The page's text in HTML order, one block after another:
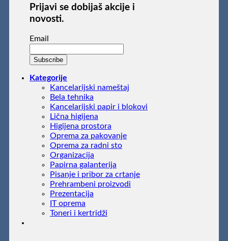
Prijavi se dobijaš akcije i
novosti.
Email
Kategorije
Kancelarijski nameštaj
Bela tehnika
Kancelarijski papir i blokovi
Lična higijena
Higijena prostora
Oprema za pakovanje
Oprema za radni sto
Organizacija
Papirna galanterija
Pisanje i pribor za crtanje
Prehrambeni proizvodi
Prezentacija
IT oprema
Toneri i kertridži